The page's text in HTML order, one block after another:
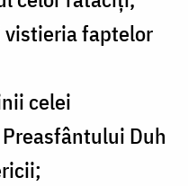
vistieria faptelor
celei
Duh